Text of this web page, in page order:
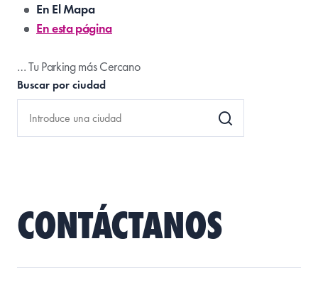
En El Mapa
En esta página
… Tu Parking más Cercano
Buscar por ciudad
CONTÁCTANOS